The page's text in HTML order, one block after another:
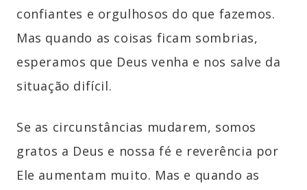
confiantes e orgulhosos do que fazemos.
Mas quando as coisas ficam sombrias,
esperamos que Deus venha e nos salve da
situação difícil.
Se as circunstâncias mudarem, somos
gratos a Deus e nossa fé e reverência por
Ele aumentam muito. Mas e quando as